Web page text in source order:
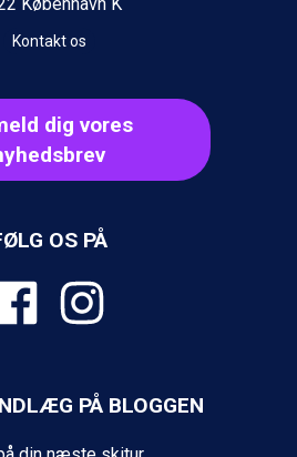
4.195
4.045
3.795
4.395
Kontakt os
dig vores
OS PÅ
PÅ BLOGGEN